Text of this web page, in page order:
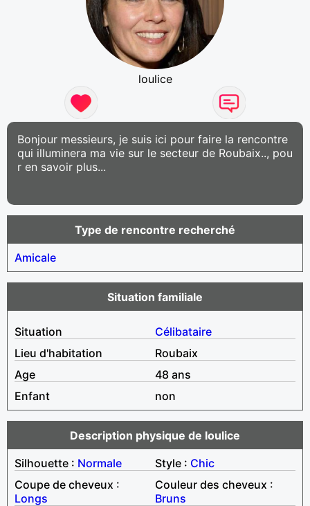
loulice
Bonjour messieurs, je suis ici pour faire la rencontre
qui illuminera ma vie sur le secteur de Roubaix.., pou
r en savoir plus...
Type de rencontre recherché
Amicale
Situation familiale
Situation
Célibataire
Lieu d'habitation
Roubaix
Age
48 ans
Enfant
non
Description physique de loulice
Silhouette : Normale Style : Chic
Coupe de cheveux :
Longs
Couleur des cheveux :
Bruns